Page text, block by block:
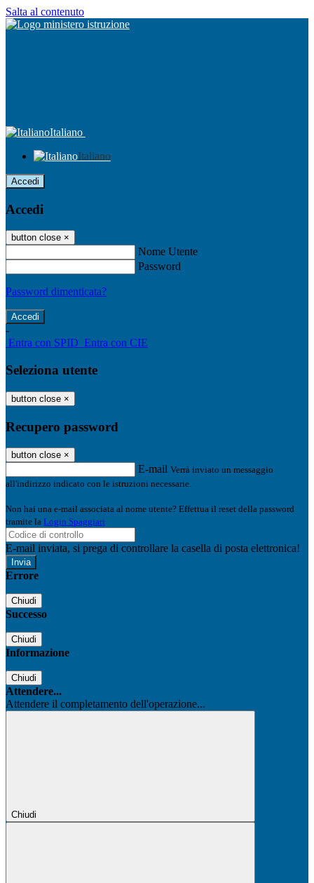
Salta al contenuto
Italiano
Italiano
Accedi
Accedi
button close ×
Nome Utente
Password
Password dimenticata?
-
Entra con SPID Entra con CIE
Seleziona utente
button close ×
Recupero password
button close ×
E-mail Verrà inviato un messaggio
all'indirizzo indicato con le istruzioni necessarie.
Non hai una e-mail associata al nome utente? Effettua il reset della password
tramite la Login Spaggiari
E-mail inviata, si prega di controllare la casella di posta elettronica!
Errore
Chiudi
Successo
Chiudi
Informazione
Chiudi
Attendere...
Attendere il completamento dell'operazione...
Chiudi